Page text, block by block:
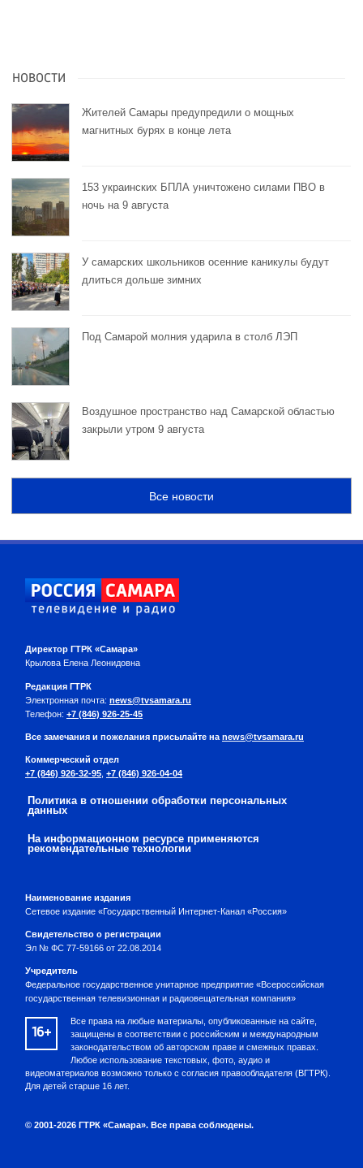
НОВОСТИ
Жителей Самары предупредили о мощных
магнитных бурях в конце лета
153 украинских БПЛА уничтожено силами ПВО в
ночь на 9 августа
У самарских школьников осенние каникулы будут
длиться дольше зимних
Под Самарой молния ударила в столб ЛЭП
Воздушное пространство над Самарской областью
закрыли утром 9 августа
Все новости
Директор ГТРК «Самара»
Крылова Елена Леонидовна
Редакция ГТРК
Электронная почта: news@tvsamara.ru
Телефон: +7 (846) 926-25-45
Все замечания и пожелания присылайте на news@tvsamara.ru
Коммерческий отдел
+7 (846) 926-32-95 +7 (846) 926-04-04
Политика в отношении обработки персональных
данных
На информационном ресурсе применяются
рекомендательные технологии
Наименование издания
Сетевое издание «Государственный Интернет-Канал «Россия»
Свидетельство о регистрации
Эл № ФС 77-59166 от 22.08.2014
Учредитель
Федеральное государственное унитарное предприятие «Всероссийская
государственная телевизионная и радиовещательная компания»
16+
Все права на любые материалы, опубликованные на сайте,
защищены в соответствии с российским и международным
законодательством об авторском праве и смежных правах.
Любое использование текстовых, фото, аудио и
видеоматериалов возможно только с согласия правообладателя (ВГТРК).
Для детей старше 16 лет.
© 2001-2026 ГТРК «Самара». Все права соблюдены.